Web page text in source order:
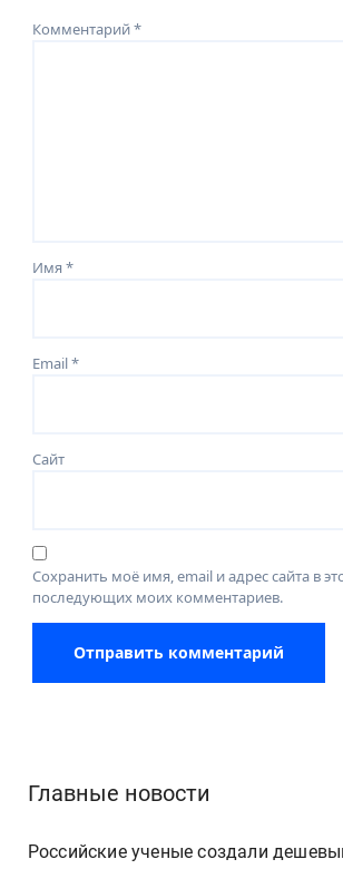
Комментарий*
Имя*
Email*
Сайт
Сохранить моё имя, email и адрес сайта в
последующих моих комментариев.
Главные новости
Российские ученые создали